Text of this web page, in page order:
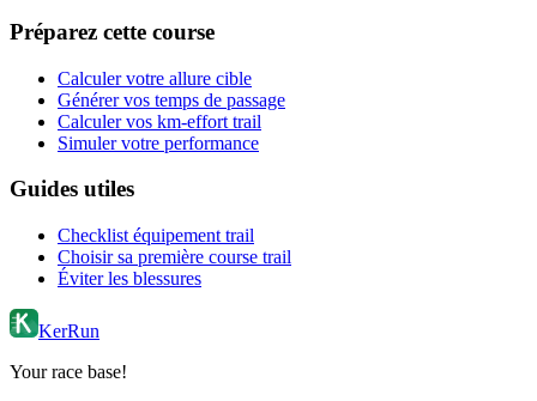
Préparez cette course
Calculer votre allure cible
Générer vos temps de passage
Calculer vos km-effort trail
Simuler votre performance
Guides utiles
Checklist équipement trail
Choisir sa première course trail
Éviter les blessures
KerRun
Your race base!